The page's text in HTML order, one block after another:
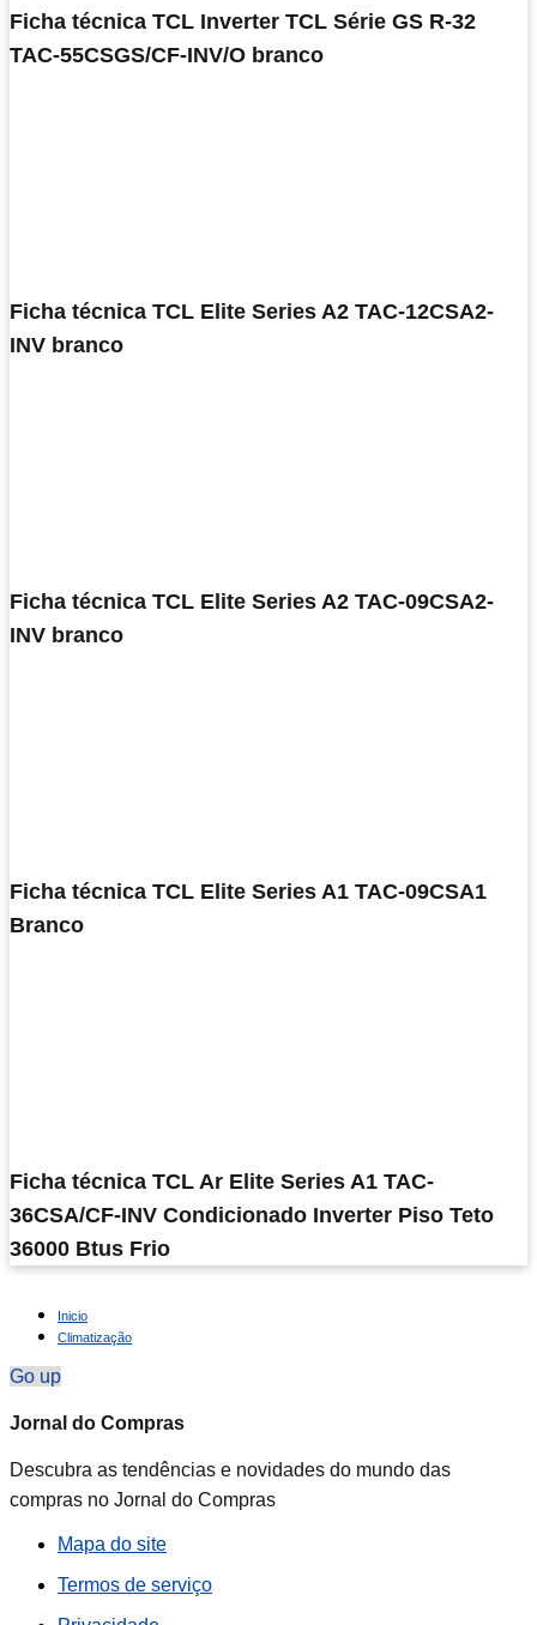
Ficha técnica TCL Inverter TCL Série GS R-32
TAC-55CSGS/CF-INV/O branco
Ficha técnica TCL Elite Series A2 TAC-12CSA2-
INV branco
Ficha técnica TCL Elite Series A2 TAC-09CSA2-
INV branco
Ficha técnica TCL Elite Series A1 TAC-09CSA1
Branco
Ficha técnica TCL Ar Elite Series A1 TAC-
36CSA/CF-INV Condicionado Inverter Piso Teto
36000 Btus Frio
Inicio
Climatização
Go up
Jornal do Compras
Descubra as tendências e novidades do mundo das
compras no Jornal do Compras
Mapa do site
Termos de serviço